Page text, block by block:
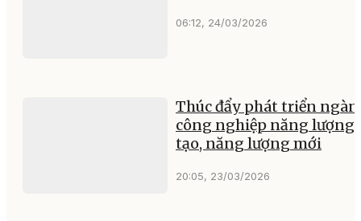
06:12, 24/03/2026
Thúc đẩy phát triển
công nghiệp năng lượng
tạo, năng lượng mới
20:05, 23/03/2026